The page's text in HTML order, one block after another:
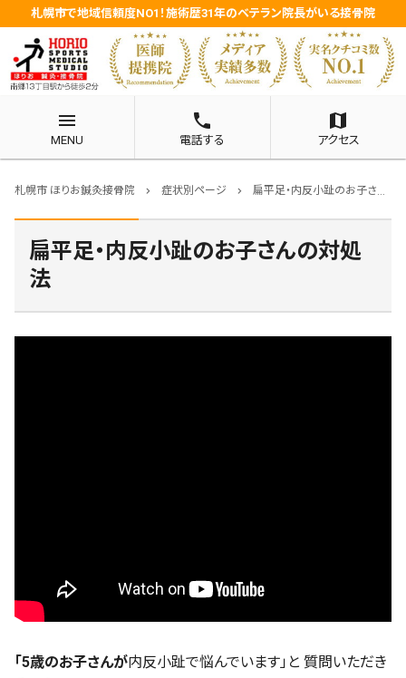
札幌市で地域信頼度NO1！施術歴31年のベテラン院長がいる接骨院
menu
MENU
phone
電話する
map
アクセス
札幌市 ほりお鍼灸接骨院 chevron_right 症状別ページ chevron_right 扁平足・内反小趾のお子さんの対処法
扁平足・内反小趾のお子さんの対処
法
「5歳のお子さんが内反小趾で悩んでいます」と 質問いただき